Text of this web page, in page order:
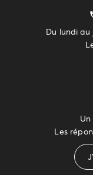
Du lundi au
Les